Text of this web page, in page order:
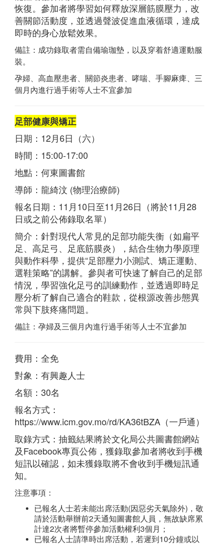
恢復。參加者將學習如何釋放深層筋膜壓力，改
善關節活動度，並透過聲波促進血液循環，達成
即時的身心放鬆效果。
備註：成功錄取者需自備瑜珈墊，以及穿着舒適運動服
裝。
孕婦、高血壓患者、關節炎患者、哮喘、手腳麻痺、三
個月內進行過手術等人士不宜參加
足部健康與矯正
日期：12月6日（六）
時間：15:00-17:00
地點：何東圖書館
導師：龍綺汶 (物理治療師)
報名日期：11月10日至11月26日（將於11月28
日或之前公佈錄取名單）
簡介：針對現代人常見的足部功能失衡（如扁平
足、高足弓、足底筋膜炎），結合生物力學原理
與動作科學，提供“足部壓力小測試、矯正運動、
選鞋策略”的講解。參與者可快速了解自己的足部
情況，學習強化足弓的訓練動作，並透過即時足
壓分析了解自己適合的鞋款，從根源改善步態異
常與下肢疼痛問題。
備註： 孕婦及三個月內進行過手術等人士不宜參加
費用：全免
對象：有興趣人士
名額：30名
報名方式：
https://www.icm.gov.mo/rd/KA36tBZA（一戶通）
取錄方式：抽籤結果將於文化局公共圖書館網站
及Facebook專頁公佈，獲錄取參加者將收到手機
短訊以確認，如未獲錄取將不會收到手機短訊通
知。
注意事項：
已報名人士若未能出席活動(因惡劣天氣除外)，敬
請於活動舉辦前2天通知圖書館人員，無故缺席累
計達2次者將暫停參加活動權利3個月；
已報名人士請準時出席活動，若遲到10分鐘或以